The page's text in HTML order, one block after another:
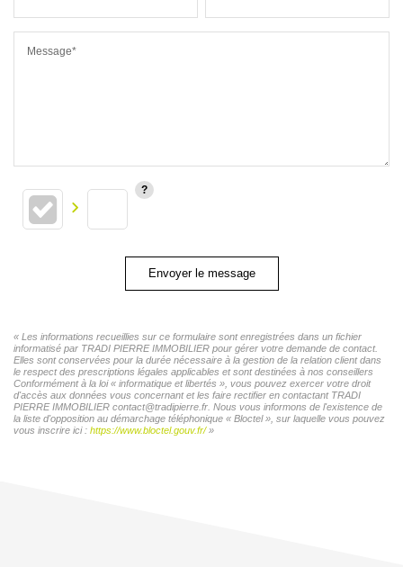
Message*
Envoyer le message
« Les informations recueillies sur ce formulaire sont enregistrées dans un fichier
informatisé par TRADI PIERRE IMMOBILIER pour gérer votre demande de contact.
Elles sont conservées pour la durée nécessaire à la gestion de la relation client dans
le respect des prescriptions légales applicables et sont destinées à nos conseillers
Conformément à la loi « informatique et libertés », vous pouvez exercer votre droit
d'accès aux données vous concernant et les faire rectifier en contactant TRADI
PIERRE IMMOBILIER contact@tradipierre.fr. Nous vous informons de l'existence de
la liste d'opposition au démarchage téléphonique « Bloctel », sur laquelle vous pouvez
vous inscrire ici : https://www.bloctel.gouv.fr/»